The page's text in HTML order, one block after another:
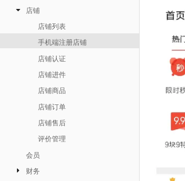
店铺
店铺列表
手机端注册店铺
店铺认证
店铺进件
店铺商品
店铺订单
店铺售后
评价管理
会员
财务